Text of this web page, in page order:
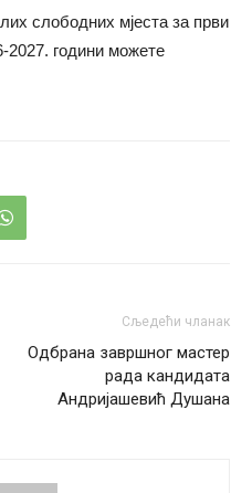
слободних мјеста за први
2027. години можете
Сљедећи чланак
Одбрана завршног мастер
рада кандидата
Андријашевић Душана